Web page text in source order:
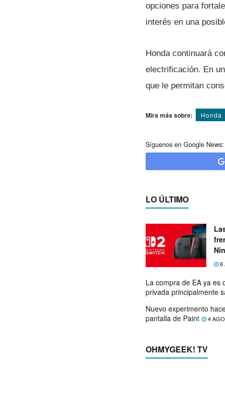
opciones para
interés en una
Honda continuará
electrificación. En
que le permitan
Mira más sobre: Honda
Síguenos en Google News:
LO ÚLTIMO
6
La compra de EA ya es
privada principalmente
Nuevo experimento
pantalla de Paint
4
OHMYGEEK! TV